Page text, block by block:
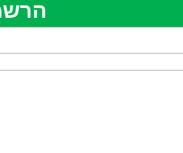
אינו מספק את השירותים
את השירות המוצע באתר ע"י ספקים
של פרסום עבור נותני
העסקה בין הגולשים לבין